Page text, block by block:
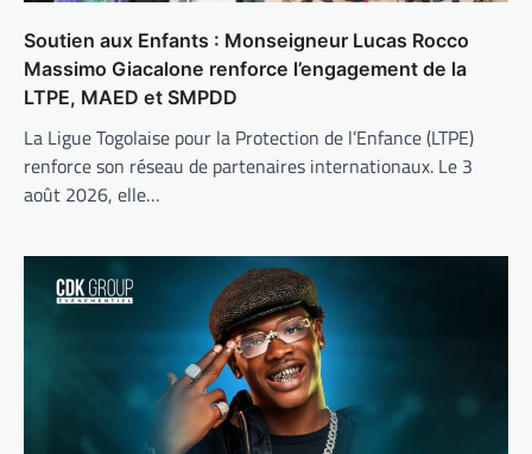
Soutien aux Enfants : Monseigneur Lucas Rocco
Massimo Giacalone renforce l’engagement de la
LTPE, MAED et SMPDD
La Ligue Togolaise pour la Protection de l’Enfance (LTPE)
renforce son réseau de partenaires internationaux. Le 3
août 2026, elle…